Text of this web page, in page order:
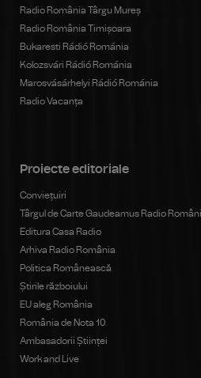
Radio România Târgu Mureș
Radio România Timișoara
Bukaresti Rádió Románia
Kolozsvári Rádió Románia
Marosvásárhelyi Rádió Románia
Radio Vacanța
Proiecte editoriale
Conviețuiri
Târgul de Carte Gaudeamus Radio
Editura Casa Radio
Arhiva Radio România
Politica Românească
Știrile războiului
EU aleg România
România de Nota 10
Ambasadorii Științei
Work and Live